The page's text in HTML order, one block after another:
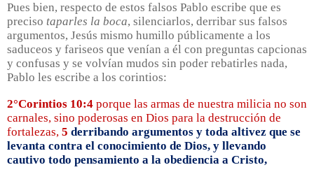
Pues bien, respecto de estos falsos Pablo escribe que es
preciso taparles la boca, silenciarlos, derribar sus falsos
argumentos, Jesús mismo humillo públicamente a los
saduceos y fariseos que venían a él con preguntas capcionas
y confusas y se volvían mudos sin poder rebatirles nada,
Pablo les escribe a los corintios:
2°Corintios 10:4 porque las armas de nuestra milicia no son
carnales, sino poderosas en Dios para la destrucción de
fortalezas, 5 derribando argumentos y toda altivez que se
levanta contra el conocimiento de Dios, y llevando
cautivo todo pensamiento a la obediencia a Cristo,